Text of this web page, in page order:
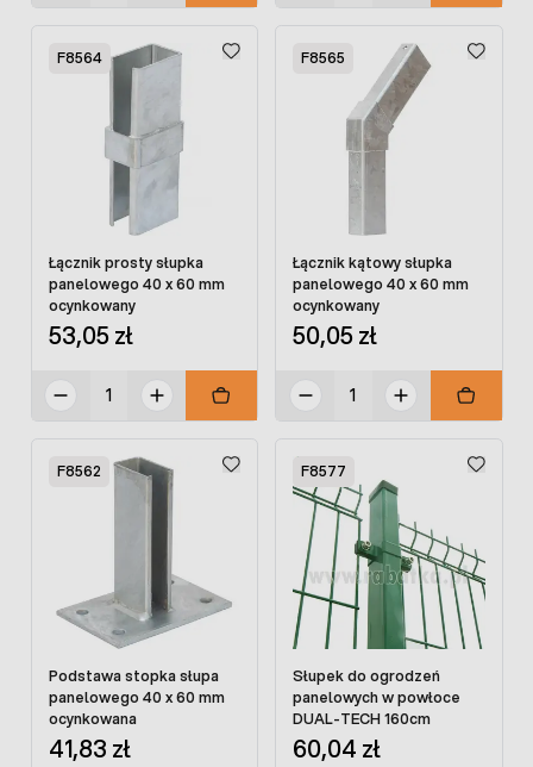
F8564
Łącznik prosty słupka
panelowego 40 x 60 mm
ocynkowany
53,05 zł
F8565
Łącznik kątowy słupka
panelowego 40 x 60 mm
ocynkowany
50,05 zł
F8562
Podstawa stopka słupa
panelowego 40 x 60 mm
ocynkowana
41,83 zł
F8577
Słupek do ogrodzeń
panelowych w powłoce
DUAL-TECH 160cm
60,04 zł